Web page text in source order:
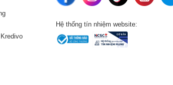
Hệ thống tín nhiệm website: